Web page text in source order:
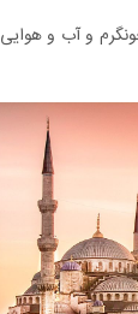
و آب و